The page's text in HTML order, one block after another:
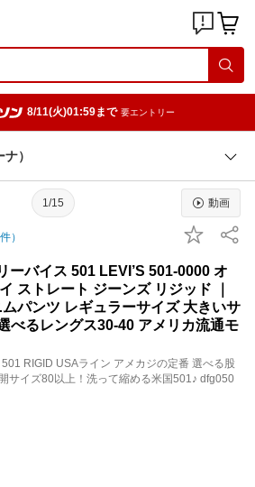
8/11(火)01:59まで 要エントリー
）
1/15 動画
件）
ーバイス 501 LEVI’S 501-0000 オ
ストレート ジーンズ リジッド ｜
パンツ レギュラーサイズ 大きいサ
べるレングス30-40 アメリカ流通モ
RIGID USAライン アメカジの定番 選べる股
サイズ80以上！洗って縮める米国501♪ dfg050